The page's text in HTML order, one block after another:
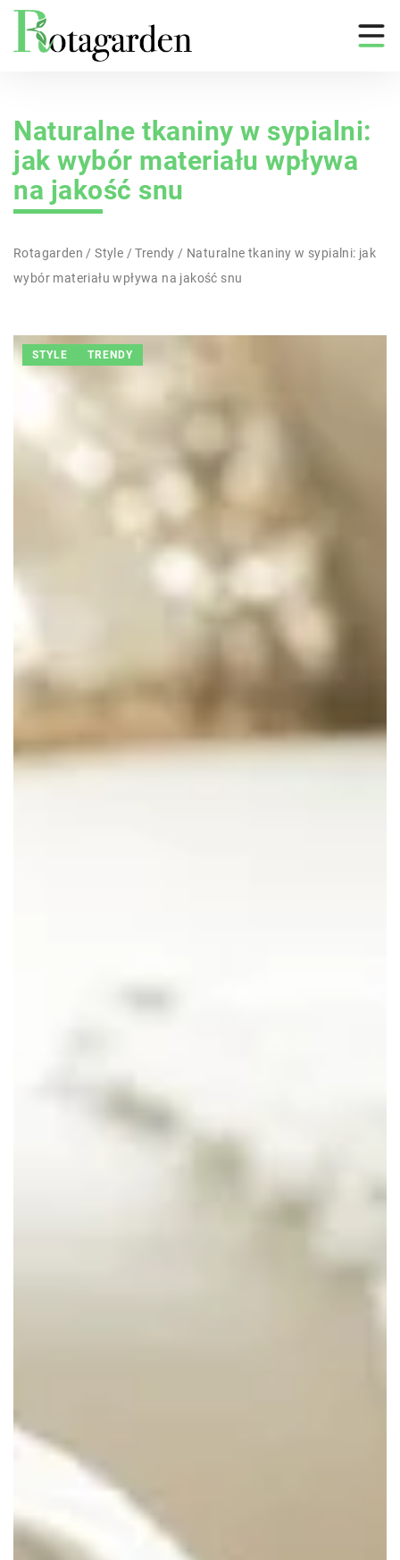
Naturalne tkaniny w sypialni:
jak wybór materiału wpływa
na jakość snu
Rotagarden /Style /Trendy / Naturalne tkaniny w sypialni: jak
wybór materiału wpływa na jakość snu
STYLE TRENDY